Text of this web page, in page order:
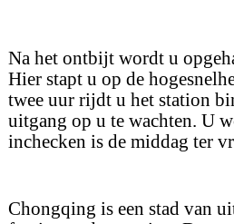
Na het ontbijt wordt u
Hier stapt u op de
twee uur rijdt u het station
uitgang op u te wachten. U
inchecken is de middag ter
Chongqing is een stad van